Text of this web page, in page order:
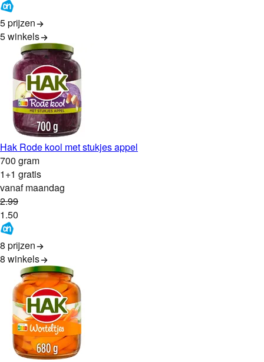
5 prijzen
5winkels
Hak Rode kool met stukjes appel
700 gram
1+1 gratis
vanaf maandag
2.99
1.50
8 prijzen
8 winkels